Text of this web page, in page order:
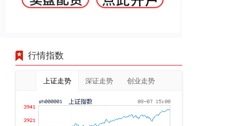
行情指数
上证走势 深证走势 创业走势